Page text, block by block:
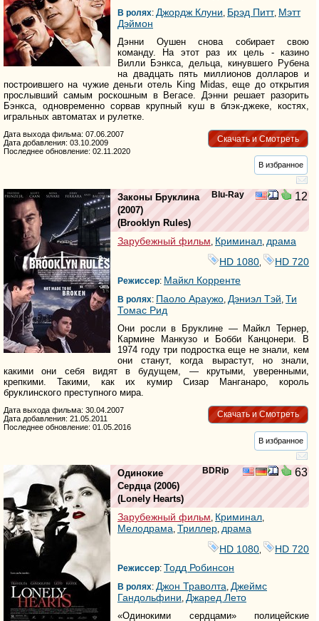
В ролях: Джордж Клуни, Брэд Питт, Мэтт
Дэймон
Дэнни Оушен снова собирает свою
команду. На этот раз их цель - казино
Вилли Бэнкса, дельца, кинувшего Рубена
на двадцать пять миллионов долларов и
построившего на чужие деньги отель King Midas, еще до открытия
прослывший самым роскошным в Вегасе. Дэнни решает разорить
Бэнкса, одновременно сорвав крупный куш в блэк-джеке, костях,
игральных автоматах и рулетке.
Скачать и Смотреть
Дата выхода фильма: 07.06.2007
Дата добавления: 03.10.2009
Последнее обновление: 02.11.2020
В избранное
Blu-Ray 12
Законы Бруклина
(2007)
(Brooklyn Rules)
Зарубежный фильм Криминал драма
HD 1080
HD 720
Режиссер: Майкл Корренте
В ролях: Паоло Араужо Дэниэл Тэй Ти
Томас Рид
Они росли в Бруклине — Майкл Тернер,
Кармине Манкузо и Бобби Канцонери. В
1974 году три подростка еще не знали, кем
они станут, когда вырастут, но знали,
какими они себя видят в будущем, — крутыми, уверенными,
крепкими. Такими, как их кумир Сизар Манганаро, король
бруклинского преступного мира.
Скачать и Смотреть
Дата выхода фильма: 30.04.2007
Дата добавления: 21.05.2011
Последнее обновление: 01.05.2016
В избранное
BDRip 63
Одинокие
Сердца (2006)
(Lonely Hearts)
Зарубежный фильм Криминал
Мелодрама Триллер драма
HD 1080
HD 720
Режиссер: Тодд Робинсон
В ролях: Джон Траволта Джеймс
Гандольфини Джаред Лето
«Одинокими сердцами» полицейские